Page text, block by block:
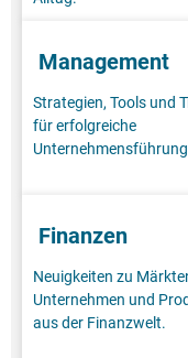
Management
Strategien, Tools und
für erfolgreiche
Finanzen
Neuigkeiten zu
Unternehmen und
aus der Finanzwelt.